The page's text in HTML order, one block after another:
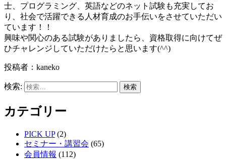
士、プログラミング、英語などのネット試験も充実してお
り、社会で活躍できる人材育成のお手伝いをさせていただい
ています！！
興味や関心のある試験がありましたら、資格取得に向けてぜ
ひチャレンジしていただけたらと思います(^^)
投稿者：kaneko
検索:
カテゴリー
PICK UP(2)
セミナー・講習会 (65)
会員情報 (112)